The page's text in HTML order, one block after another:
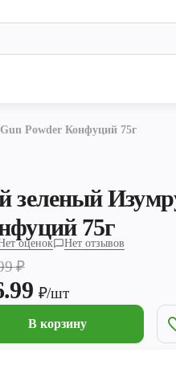
Powder Конфуций 75г
зеленый
75г
оценок Нет отзывов
₽
₽/шт
В корзину